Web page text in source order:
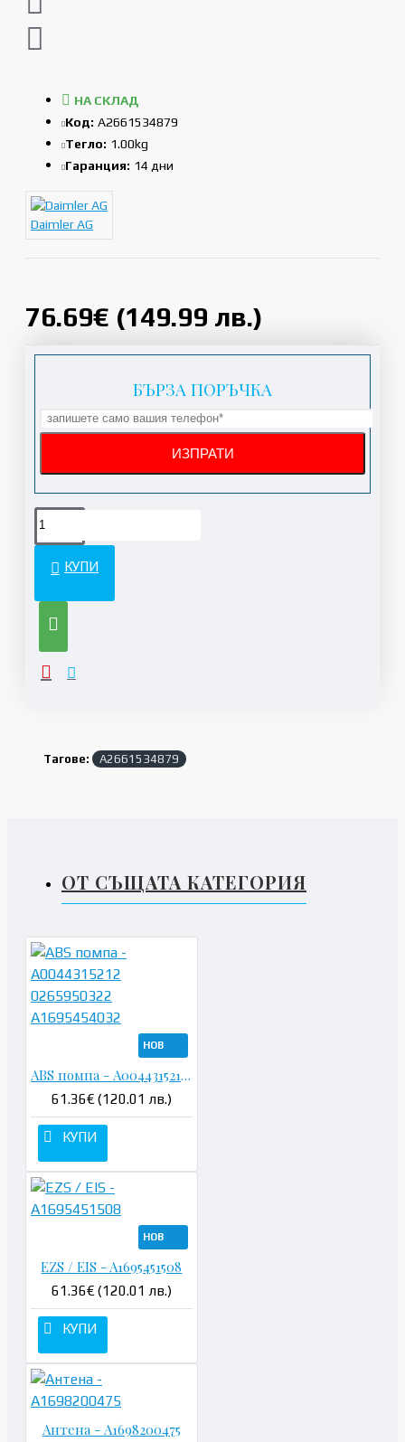
76.69€ (149.99 лв.)
НА СКЛАД
Код: A2661534879
Тегло: 1.00kg
Гаранция: 14 дни
Daimler AG
БЪРЗА ПОРЪЧКА
КУПИ
Тагове: A2661534879
ОТ СЪЩАТА КАТЕГОРИЯ
НОВ
ABS помпа - A0044315212 0265950322 A1695454032
61.36€ (120.01 лв.)
КУПИ
НОВ
EZS / EIS - A1695451508
61.36€ (120.01 лв.)
КУПИ
Антена - A1698200475